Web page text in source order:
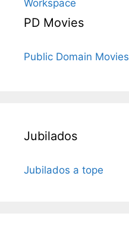
Workspace
PD Movies
Public Domain Movies
Jubilados
Jubilados a tope